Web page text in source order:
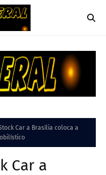
Car a Brasília coloca a
Car a